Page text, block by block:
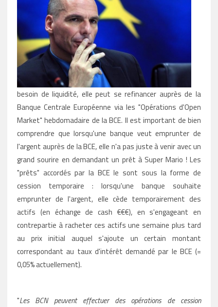
besoin de liquidité, elle peut se refinancer auprès de la
Banque Centrale Européenne via les "Opérations d'Open
Market" hebdomadaire de la BCE. Il est important de bien
comprendre que lorsqu'une banque veut emprunter de
l'argent auprès de la BCE, elle n'a pas juste à venir avec un
grand sourire en demandant un prêt à Super Mario ! Les
"prêts" accordés par la BCE le sont sous la forme de
cession temporaire : lorsqu'une banque souhaite
emprunter de l'argent, elle cède temporairement des
actifs (en échange de cash €€€), en s'engageant en
contrepartie à racheter ces actifs une semaine plus tard
au prix initial auquel s'ajoute un certain montant
correspondant au taux d'intérêt demandé par le BCE (=
0,05% actuellement).
"Les BCN peuvent effectuer des opérations de cession